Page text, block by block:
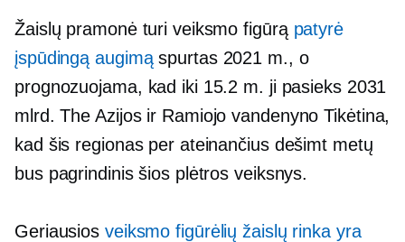
Žaislų pramonė turi veiksmo figūrą patyrė
įspūdingą augimąspurtas 2021 m., o
prognozuojama, kad iki 15.2 m. ji pasieks 2031
mlrd. TheAzijos ir Ramiojo vandenyno Tikėtina,
kad šis regionas per ateinančius dešimt metų
bus pagrindinis šios plėtros veiksnys.
Geriausios veiksmo figūrėlių žaislų rinka yra